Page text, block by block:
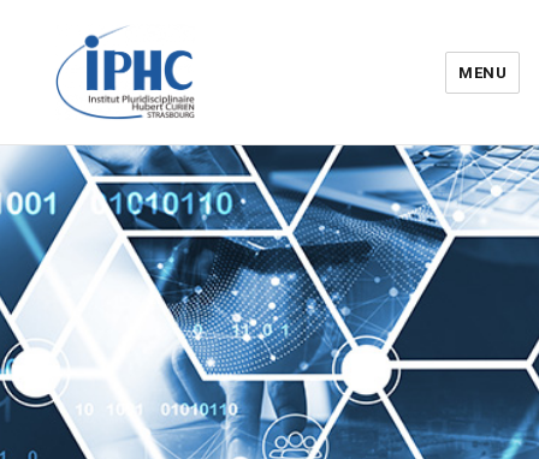
Institut pluridisciplinaire Hubert
Curien – IPHC
MENU